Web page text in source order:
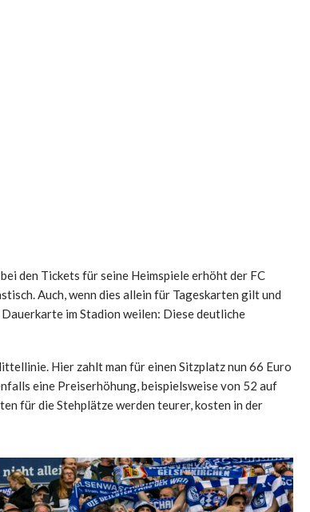
den Tickets für seine Heimspiele erhöht der FC
Auch, wenn dies allein für Tageskarten gilt und
im Stadion weilen: Diese deutliche
Hier zahlt man für einen Sitzplatz nun 66 Euro
eine Preiserhöhung, beispielsweise von 52 auf
für die Stehplätze werden teurer, kosten in der